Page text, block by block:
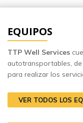
EQUIPOS
TTP Well Services
autotransportables,
para realizar los
VER TODOS LOS